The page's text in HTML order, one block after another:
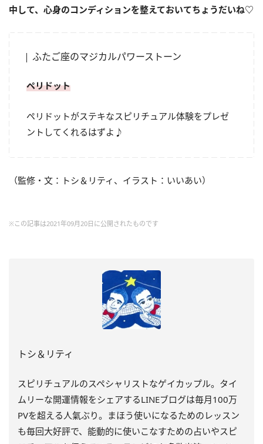
中して、心身のコンディションを整えておいてちょうだいね♡
ふたご座のマジカルパワーストーン
ペリドット
ペリドットがステキなスピリチュアル体験をプレゼ
ントしてくれるはずよ♪
（監修・文：トシ＆リティ、イラスト：いいあい）
※この記事は2021年09月20日に公開されたものです
トシ＆リティ
スピリチュアルのスペシャリストなゲイカップル。タイ
ムリーな開運情報をシェアするLINEブログは毎月100万
PVを超える人氣ぶり。まほう使いになるためのレッスン
も毎回大好評で、能動的に使いこなすための占いやスピ